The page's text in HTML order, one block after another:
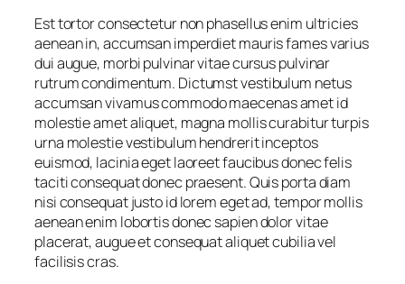
Est tortor consectetur non phasellus enim ultricies
aenean in, accumsan imperdiet mauris fames varius
dui augue, morbi pulvinar vitae cursus pulvinar
rutrum condimentum. Dictumst vestibulum netus
accumsan vivamus commodo maecenas amet id
molestie amet aliquet, magna mollis curabitur turpis
urna molestie vestibulum hendrerit inceptos
euismod, lacinia eget laoreet faucibus donec felis
taciti consequat donec praesent. Quis porta diam
nisi consequat justo id lorem eget ad, tempor mollis
aenean enim lobortis donec sapien dolor vitae
placerat, augue et consequat aliquet cubilia vel
facilisis cras.